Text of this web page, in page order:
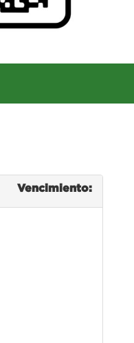
Vencimiento: